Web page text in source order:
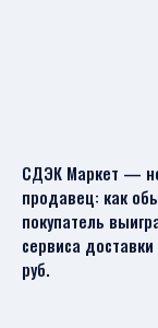
СДЭК Маркет —
продавец: как
покупатель
сервиса
руб.